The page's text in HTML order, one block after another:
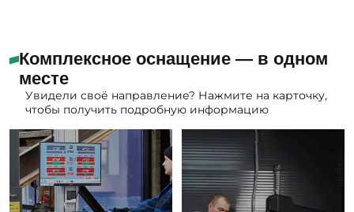
Комплексное оснащение — в одном
месте
Увидели своё направление? Нажмите на карточку,
чтобы получить подробную информацию